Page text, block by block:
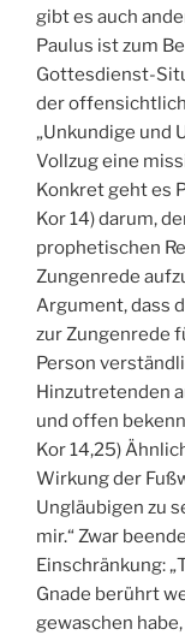
gibt es auch
Paulus ist zum
Gottesdienst-
der
„Unkundige und
Vollzug eine
Konkret geht es
Kor 14) darum,
prophetischen
Zungenrede
Argument, dass
zur Zungenrede
Person
Hinzutretenden
und offen
Kor 14,25)
Wirkung der
Ungläubigen zu
mir.“ Zwar
Einschränkung:
Gnade berührt
gewaschen